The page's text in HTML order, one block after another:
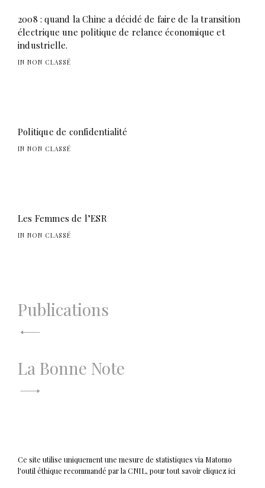
2008 : quand la Chine a décidé de faire de la transition
électrique une politique de relance économique et
industrielle.
IN NON CLASSÉ
Politique de confidentialité
IN NON CLASSÉ
Les Femmes de l’ESR
IN NON CLASSÉ
Navigation
de
Publications
La Bonne Note
Ce site utilise uniquement une mesure de statistiques via Matomo
l'outil éthique recommandé par la CNIL, pour tout savoir cliquez ici